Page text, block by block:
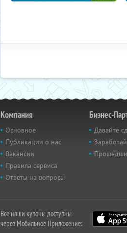
Компания
Основное
Публикации о нас
Вакансии
Правила сервиса
Ответы на вопросы
Бизнес-
Давайте
Все наши купоны доступны
через Мобильное Приложение: